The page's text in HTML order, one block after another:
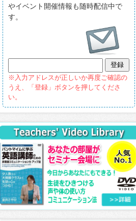
やイベント開催情報も随時配信中で
す。
※入力アドレスが正しいか再度ご確認の
うえ、「登録」ボタンを押してくださ
い。